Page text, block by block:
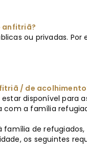
anfitriã?
ou privadas. Por
/ de
disponível para
com a família
de
os seguintes